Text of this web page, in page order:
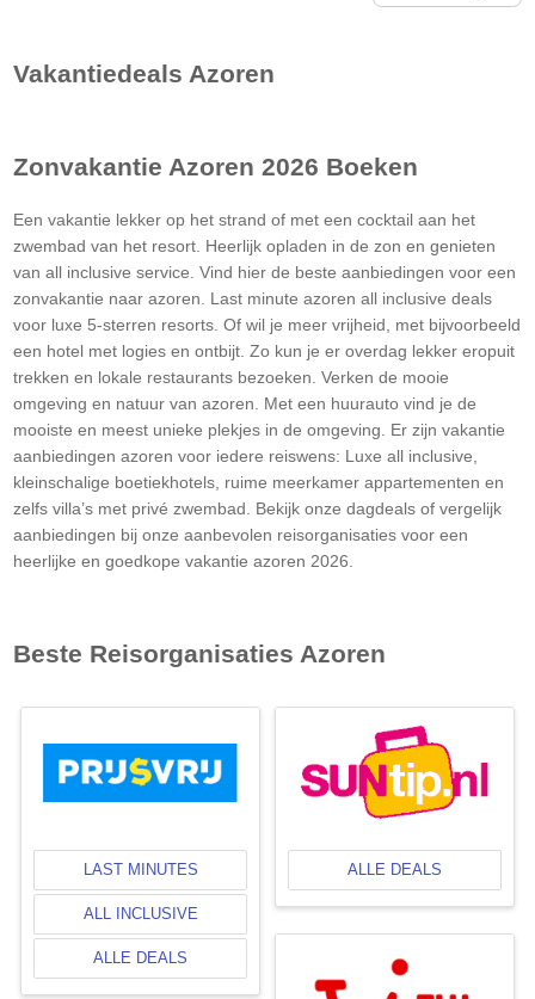
Vakantiedeals Azoren
Zonvakantie Azoren 2026 Boeken
Een vakantie lekker op het strand of met een cocktail aan het
zwembad van het resort. Heerlijk opladen in de zon en genieten
van all inclusive service. Vind hier de beste aanbiedingen voor een
zonvakantie naar azoren. Last minute azoren all inclusive deals
voor luxe 5-sterren resorts. Of wil je meer vrijheid, met bijvoorbeeld
een hotel met logies en ontbijt. Zo kun je er overdag lekker eropuit
trekken en lokale restaurants bezoeken. Verken de mooie
omgeving en natuur van azoren. Met een huurauto vind je de
mooiste en meest unieke plekjes in de omgeving. Er zijn vakantie
aanbiedingen azoren voor iedere reiswens: Luxe all inclusive,
kleinschalige boetiekhotels, ruime meerkamer appartementen en
zelfs villa’s met privé zwembad. Bekijk onze dagdeals of vergelijk
aanbiedingen bij onze aanbevolen reisorganisaties voor een
heerlijke en goedkope vakantie azoren 2026.
Beste Reisorganisaties Azoren
LAST MINUTES
ALL INCLUSIVE
ALLE DEALS
ALLE DEALS